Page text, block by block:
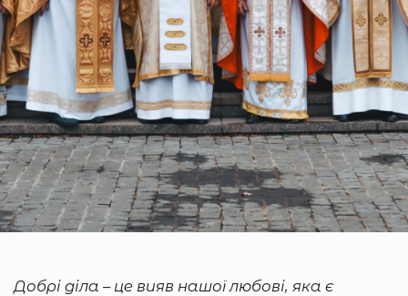
Добрі діла – це вияв нашої любові, яка є